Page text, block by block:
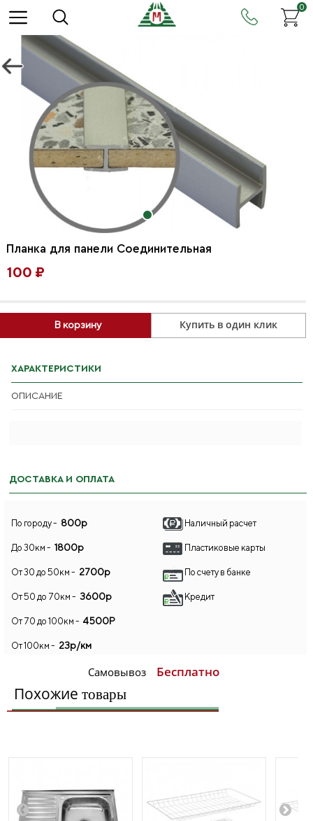
0
Планка для панели Соединительная
100 ₽
В корзину Купить в один клик
ХАРАКТЕРИСТИКИ
ОПИСАНИЕ
ДОСТАВКА И ОПЛАТА
По городу - 800р
До 30км - 1800р
От 30 до 50км - 2700р
От 50 до 70км - 3600р
От 70 до 100км - 4500Р
От 100км - 23р/км
Самовывоз Бесплатно
Наличный расчет
Пластиковые карты
По счету в банке
Кредит
Похожие товары